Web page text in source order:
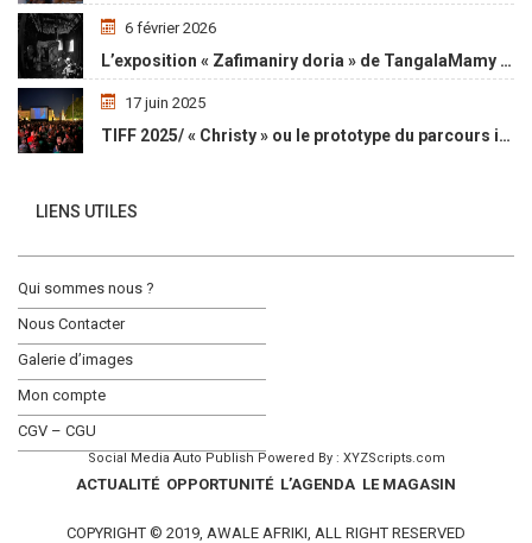
6 février 2026
L’exposition « Zafimaniry doria » de TangalaMamy honore la mémoire d’un peuple malgache
17 juin 2025
TIFF 2025/ « Christy » ou le prototype du parcours initiatique
LIENS UTILES
Qui sommes nous ?
Nous Contacter
Galerie d’images
Mon compte
CGV – CGU
ACTUALITÉ OPPORTUNITÉ L’AGENDA LE MAGASIN
COPYRIGHT © 2019, AWALE AFRIKI, ALL RIGHT RESERVED
Social Media Auto Publish Powered By : XYZScripts.com